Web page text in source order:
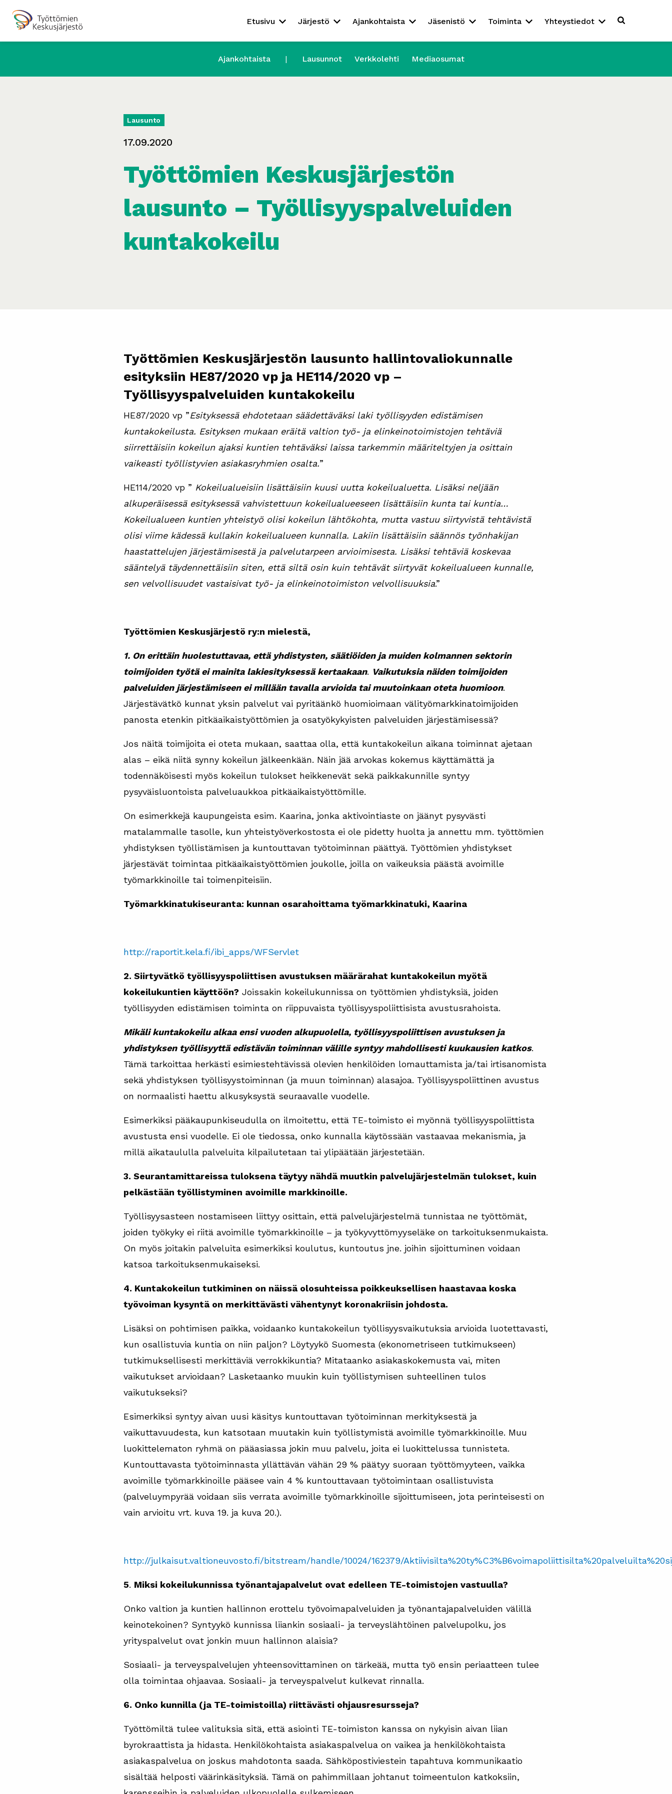
Etusivu Järjestö Ajankohtaista Jäsenistö Toiminta Yhteystiedot
Ajankohtaista Lausunnot Verkkolehti Mediaosumat
Lausunto
17.09.2020
Työttömien Keskusjärjestön
lausunto – Työllisyyspalveluiden
kuntakokeilu
Työttömien Keskusjärjestön lausunto hallintovaliokunnalle
esityksiin HE87/2020 vp ja HE114/2020 vp –
Työllisyyspalveluiden kuntakokeilu
HE87/2020 vp ”Esityksessä ehdotetaan säädettäväksi laki työllisyyden edistämisen
kuntakokeilusta. Esityksen mukaan eräitä valtion työ- ja elinkeinotoimistojen tehtäviä
siirrettäisiin kokeilun ajaksi kuntien tehtäväksi laissa tarkemmin määriteltyjen ja osittain
vaikeasti työllistyvien asiakasryhmien osalta.”
HE114/2020 vp ” Kokeilualueisiin lisättäisiin kuusi uutta kokeilualuetta. Lisäksi neljään
alkuperäisessä esityksessä vahvistettuun kokeilualueeseen lisättäisiin kunta tai kuntia…
Kokeilualueen kuntien yhteistyö olisi kokeilun lähtökohta, mutta vastuu siirtyvistä tehtävistä
olisi viime kädessä kullakin kokeilualueen kunnalla. Lakiin lisättäisiin säännös työnhakijan
haastattelujen järjestämisestä ja palvelutarpeen arvioimisesta. Lisäksi tehtäviä koskevaa
sääntelyä täydennettäisiin siten, että siltä osin kuin tehtävät siirtyvät kokeilualueen kunnalle,
sen velvollisuudet vastaisivat työ- ja elinkeinotoimiston velvollisuuksia.”
Työttömien Keskusjärjestö ry:n mielestä,
1. On erittäin huolestuttavaa, että yhdistysten, säätiöiden ja muiden kolmannen sektorin
toimijoiden työtä ei mainita lakiesityksessä kertaakaan. Vaikutuksia näiden toimijoiden
palveluiden järjestämiseen ei millään tavalla arvioida tai muutoinkaan oteta huomioon.
Järjestävätkö kunnat yksin palvelut vai pyritäänkö huomioimaan välityömarkkinatoimijoiden
panosta etenkin pitkäaikaistyöttömien ja osatyökykyisten palveluiden järjestämisessä?
Jos näitä toimijoita ei oteta mukaan, saattaa olla, että kuntakokeilun aikana toiminnat ajetaan
alas – eikä niitä synny kokeilun jälkeenkään. Näin jää arvokas kokemus käyttämättä ja
todennäköisesti myös kokeilun tulokset heikkenevät sekä paikkakunnille syntyy
pysyväisluontoista palveluaukkoa pitkäaikaistyöttömille.
On esimerkkejä kaupungeista esim. Kaarina, jonka aktivointiaste on jäänyt pysyvästi
matalammalle tasolle, kun yhteistyöverkostosta ei ole pidetty huolta ja annettu mm. työttömien
yhdistyksen työllistämisen ja kuntouttavan työtoiminnan päättyä. Työttömien yhdistykset
järjestävät toimintaa pitkäaikaistyöttömien joukolle, joilla on vaikeuksia päästä avoimille
työmarkkinoille tai toimenpiteisiin.
Työmarkkinatukiseuranta: kunnan osarahoittama työmarkkinatuki, Kaarina
http://raportit.kela.fi/ibi_apps/WFServlet
2. Siirtyvätkö työllisyyspoliittisen avustuksen määrärahat kuntakokeilun myötä
kokeilukuntien käyttöön? Joissakin kokeilukunnissa on työttömien yhdistyksiä, joiden
työllisyyden edistämisen toiminta on riippuvaista työllisyyspoliittisista avustusrahoista.
Mikäli kuntakokeilu alkaa ensi vuoden alkupuolella, työllisyyspoliittisen avustuksen ja
yhdistyksen työllisyyttä edistävän toiminnan välille syntyy mahdollisesti kuukausien katkos.
Tämä tarkoittaa herkästi esimiestehtävissä olevien henkilöiden lomauttamista ja/tai irtisanomista
sekä yhdistyksen työllisyystoiminnan (ja muun toiminnan) alasajoa. Työllisyyspoliittinen avustus
on normaalisti haettu alkusyksystä seuraavalle vuodelle.
Esimerkiksi pääkaupunkiseudulla on ilmoitettu, että TE-toimisto ei myönnä työllisyyspoliittista
avustusta ensi vuodelle. Ei ole tiedossa, onko kunnalla käytössään vastaavaa mekanismia, ja
millä aikataululla palveluita kilpailutetaan tai ylipäätään järjestetään.
3. Seurantamittareissa tuloksena täytyy nähdä muutkin palvelujärjestelmän tulokset, kuin
pelkästään työllistyminen avoimille markkinoille.
Työllisyysasteen nostamiseen liittyy osittain, että palvelujärjestelmä tunnistaa ne työttömät,
joiden työkyky ei riitä avoimille työmarkkinoille – ja työkyvyttömyyseläke on tarkoituksenmukaista.
On myös joitakin palveluita esimerkiksi koulutus, kuntoutus jne. joihin sijoittuminen voidaan
katsoa tarkoituksenmukaiseksi.
4. Kuntakokeilun tutkiminen on näissä olosuhteissa poikkeuksellisen haastavaa koska
työvoiman kysyntä on merkittävästi vähentynyt koronakriisin johdosta.
Lisäksi on pohtimisen paikka, voidaanko kuntakokeilun työllisyysvaikutuksia arvioida luotettavasti,
kun osallistuvia kuntia on niin paljon? Löytyykö Suomesta (ekonometriseen tutkimukseen)
tutkimuksellisesti merkittäviä verrokkikuntia? Mitataanko asiakaskokemusta vai, miten
vaikutukset arvioidaan? Lasketaanko muukin kuin työllistymisen suhteellinen tulos
vaikutukseksi?
Esimerkiksi syntyy aivan uusi käsitys kuntouttavan työtoiminnan merkityksestä ja
vaikuttavuudesta, kun katsotaan muutakin kuin työllistymistä avoimille työmarkkinoille. Muu
luokittelematon ryhmä on pääasiassa jokin muu palvelu, joita ei luokittelussa tunnisteta.
Kuntouttavasta työtoiminnasta yllättävän vähän 29 % päätyy suoraan työttömyyteen, vaikka
avoimille työmarkkinoille pääsee vain 4 % kuntouttavaan työtoimintaan osallistuvista
(palveluympyrää voidaan siis verrata avoimille työmarkkinoille sijoittumiseen, jota perinteisesti on
vain arvioitu vrt. kuva 19. ja kuva 20.).
http://julkaisut.valtioneuvosto.fi/bitstream/handle/10024/162379/
5. Miksi kokeilukunnissa työnantajapalvelut ovat edelleen TE-toimistojen vastuulla?
Onko valtion ja kuntien hallinnon erottelu työvoimapalveluiden ja työnantajapalveluiden välillä
keinotekoinen? Syntyykö kunnissa liiankin sosiaali- ja terveyslähtöinen palvelupolku, jos
yrityspalvelut ovat jonkin muun hallinnon alaisia?
Sosiaali- ja terveyspalvelujen yhteensovittaminen on tärkeää, mutta työ ensin periaatteen tulee
olla toimintaa ohjaavaa. Sosiaali- ja terveyspalvelut kulkevat rinnalla.
6. Onko kunnilla (ja TE-toimistoilla) riittävästi ohjausresursseja?
Työttömiltä tulee valituksia sitä, että asiointi TE-toimiston kanssa on nykyisin aivan liian
byrokraattista ja hidasta. Henkilökohtaista asiakaspalvelua on vaikea ja henkilökohtaista
asiakaspalvelua on joskus mahdotonta saada. Sähköpostiviestein tapahtuva kommunikaatio
sisältää helposti väärinkäsityksiä. Tämä on pahimmillaan johtanut toimeentulon katkoksiin,